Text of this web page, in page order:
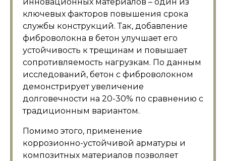
ключевых факторов повышения срока
службы конструкций. Так, добавление
фиброволокна в бетон улучшает его
устойчивость к трещинам и повышает
сопротивляемость нагрузкам. По данным
исследований, бетон с фиброволокном
демонстрирует увеличение
долговечности на 20-30% по сравнению с
традиционным вариантом.
Помимо этого, применение
коррозионно-устойчивой арматуры и
композитных материалов позволяет